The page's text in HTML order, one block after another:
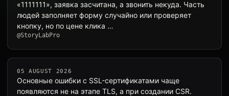
«1111111», заявка засчитана, а звонить некуда. Часть
людей заполняет форму случайно или проверяет
кнопку, но по цене клика …
@StoryLabPro
05 AUGUST 2026
Основные ошибки с SSL-сертификатами чаще
появляются не на этапе TLS, а при создании CSR.